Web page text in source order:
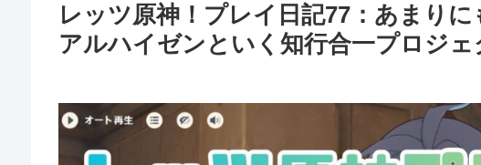
レッツ原神！プレイ日記77：あまりに
アルハイゼンといく知行合一プロジェ